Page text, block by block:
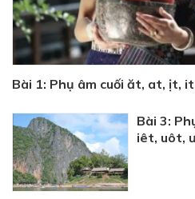
Bài 1: Phụ âm cuối ăt, at, ịt,
Bài 3:
iêt, uôt,